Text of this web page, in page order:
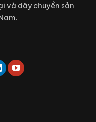
và dây chuyền sản